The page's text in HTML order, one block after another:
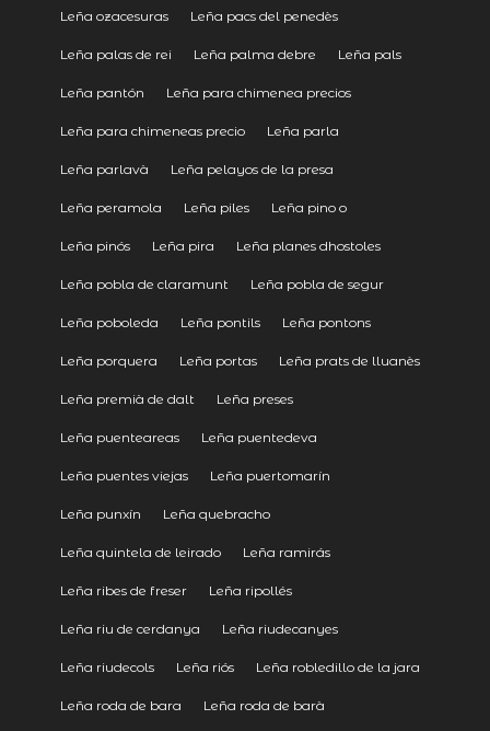
Leña ozacesuras Leña pacs del penedès
Leña palas de rei Leña palma debre Leña pals
Leña pantón Leña para chimenea precios
Leña para chimeneas precio Leña parla
Leña parlavà Leña pelayos de la presa
Leña peramola Leña piles Leña pino o
Leña pinós Leña pira Leña planes dhostoles
Leña pobla de claramunt Leña pobla de segur
Leña poboleda Leña pontils Leña pontons
Leña porquera Leña portas Leña prats de lluanès
Leña premià de dalt Leña preses
Leña puenteareas Leña puentedeva
Leña puentes viejas Leña puertomarín
Leña punxín Leña quebracho
Leña quintela de leirado Leña ramirás
Leña ribes de freser Leña ripollés
Leña riu de cerdanya Leña riudecanyes
Leña riudecols Leña riós Leña robledillo de la jara
Leña roda de bara Leña roda de barà